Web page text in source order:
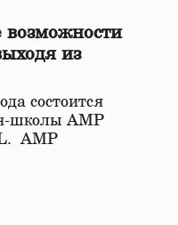
из
состоится
школы АМР
АМР